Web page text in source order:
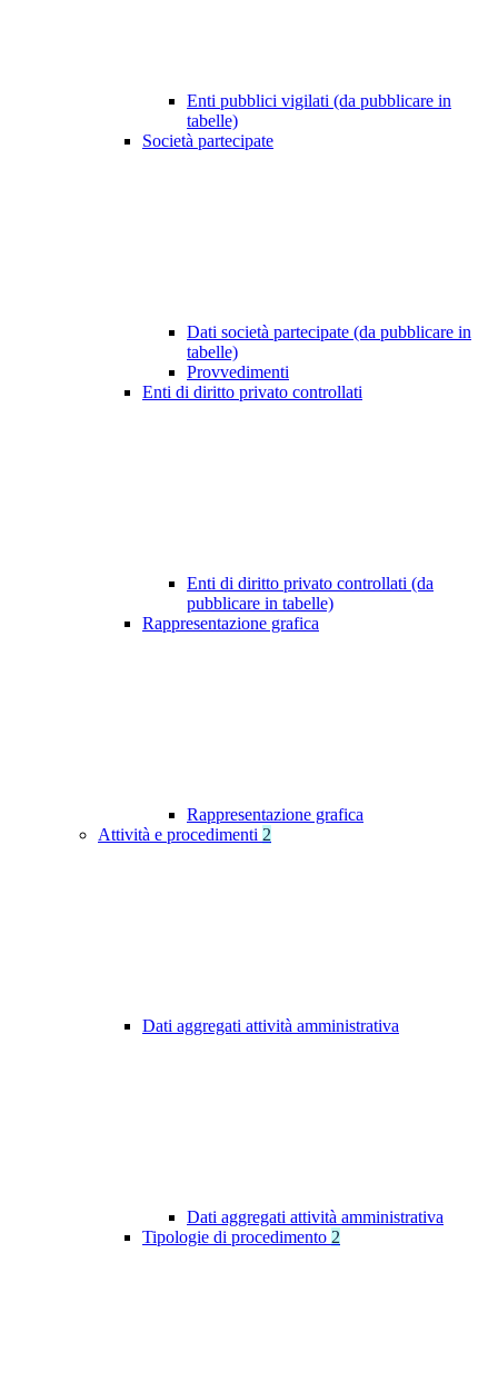
Enti pubblici vigilati (da pubblicare in
tabelle)
Società partecipate
Dati società partecipate (da pubblicare in
tabelle)
Provvedimenti
Enti di diritto privato controllati
Enti di diritto privato controllati (da
pubblicare in tabelle)
Rappresentazione grafica
Rappresentazione grafica
Attività e procedimenti 2
Dati aggregati attività amministrativa
Dati aggregati attività amministrativa
Tipologie di procedimento 2